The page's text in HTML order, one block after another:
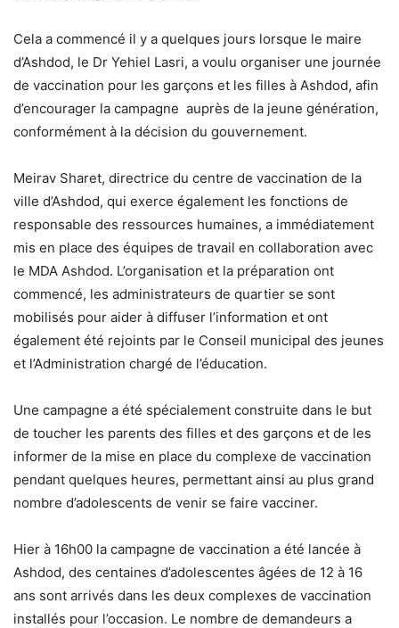
Cela a commencé il y a quelques jours lorsque le maire
d’Ashdod, le Dr Yehiel Lasri, a voulu organiser une journée
de vaccination pour les garçons et les filles à Ashdod, afin
d’encourager la campagne auprès de la jeune génération,
conformément à la décision du gouvernement.
Meirav Sharet, directrice du centre de vaccination de la
ville d’Ashdod, qui exerce également les fonctions de
responsable des ressources humaines, a immédiatement
mis en place des équipes de travail en collaboration avec
le MDA Ashdod. L’organisation et la préparation ont
commencé, les administrateurs de quartier se sont
mobilisés pour aider à diffuser l’information et ont
également été rejoints par le Conseil municipal des jeunes
et l’Administration chargé de l’éducation.
Une campagne a été spécialement construite dans le but
de toucher les parents des filles et des garçons et de les
informer de la mise en place du complexe de vaccination
pendant quelques heures, permettant ainsi au plus grand
nombre d’adolescents de venir se faire vacciner.
Hier à 16h00 la campagne de vaccination a été lancée à
Ashdod, des centaines d’adolescentes âgées de 12 à 16
ans sont arrivés dans les deux complexes de vaccination
installés pour l’occasion. Le nombre de demandeurs a